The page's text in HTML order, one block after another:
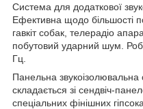
Система для додаткової
Ефективна щодо більшості
гавкіт собак, телерадіо
побутовий ударний шум.
Гц.
Панельна
складається зі сендвіч-
спеціальних фінішних